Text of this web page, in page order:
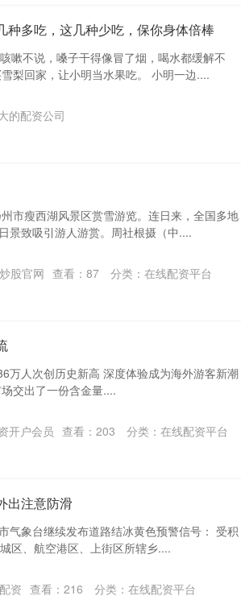
多吃，这几种少吃，保你身体倍棒
嗽不说，嗓子干得像冒了烟，喝水都缓解不
梨回家，让小明当水果吃。 小明一边....
的配资公司
市瘦西湖风景区赏雪游览。连日来，全国多地
景致吸引游人游赏。周社根摄（中....
股官网 查看： 87 分类： 在线配资平台
万人次创历史新高 深度体验成为海外游客新潮
交出了一份含金量....
开户会员 查看： 203 分类： 在线配资平台
出注意防滑
气象台继续发布道路结冰黄色预警信号： 受积
区、航空港区、上街区所辖乡....
资 查看： 216 分类： 在线配资平台